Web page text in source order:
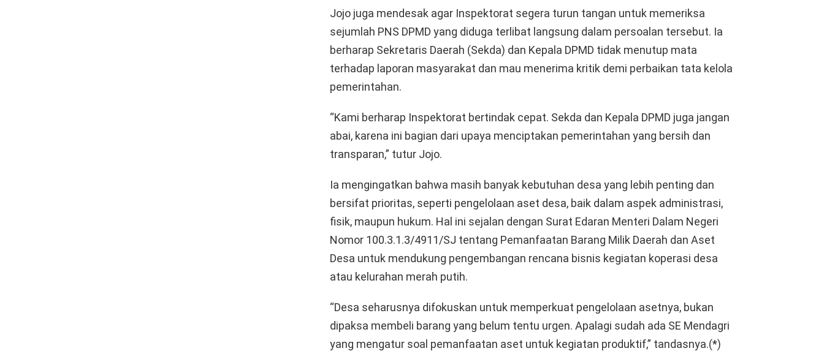
Jojo juga mendesak agar Inspektorat segera turun tangan untuk memeriksa
sejumlah PNS DPMD yang diduga terlibat langsung dalam persoalan tersebut. Ia
berharap Sekretaris Daerah (Sekda) dan Kepala DPMD tidak menutup mata
terhadap laporan masyarakat dan mau menerima kritik demi perbaikan tata kelola
pemerintahan.
“Kami berharap Inspektorat bertindak cepat. Sekda dan Kepala DPMD juga jangan
abai, karena ini bagian dari upaya menciptakan pemerintahan yang bersih dan
transparan,” tutur Jojo.
Ia mengingatkan bahwa masih banyak kebutuhan desa yang lebih penting dan
bersifat prioritas, seperti pengelolaan aset desa, baik dalam aspek administrasi,
fisik, maupun hukum. Hal ini sejalan dengan Surat Edaran Menteri Dalam Negeri
Nomor 100.3.1.3/4911/SJ tentang Pemanfaatan Barang Milik Daerah dan Aset
Desa untuk mendukung pengembangan rencana bisnis kegiatan koperasi desa
atau kelurahan merah putih.
“Desa seharusnya difokuskan untuk memperkuat pengelolaan asetnya, bukan
dipaksa membeli barang yang belum tentu urgen. Apalagi sudah ada SE Mendagri
yang mengatur soal pemanfaatan aset untuk kegiatan produktif,” tandasnya.(*)